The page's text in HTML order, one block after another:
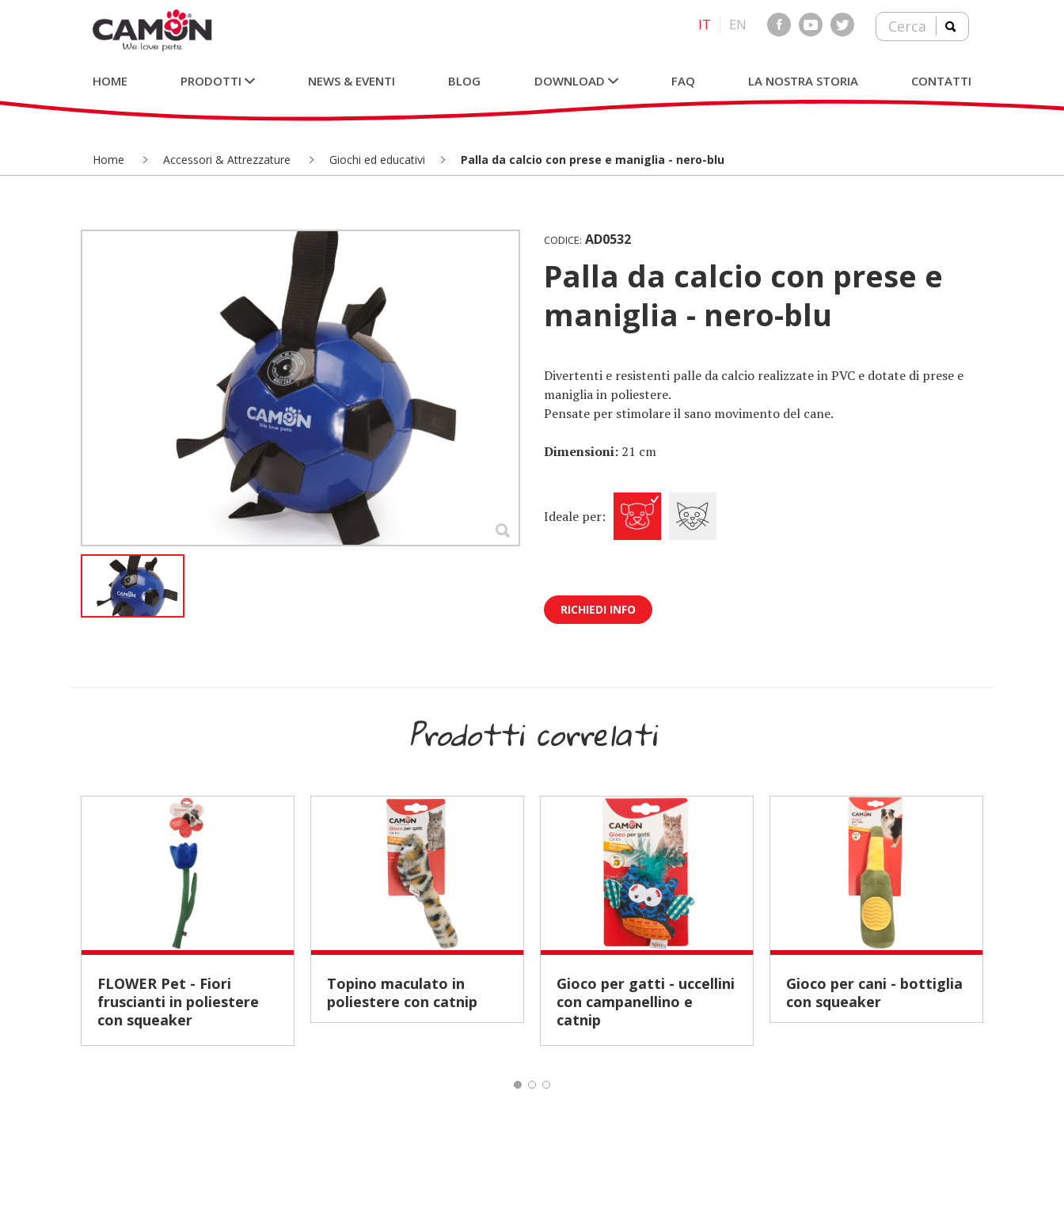
IT EN Cerca
HOME PRODOTTI NEWS & EVENTI BLOG DOWNLOAD FAQ LA NOSTRA STORIA CONTATTI
Home Accessori & Attrezzature Giochi ed educativi Palla da calcio con prese e maniglia - nero-blu
CODICE: AD0532
Palla da calcio con prese e
maniglia - nero-blu
Divertenti e resistenti palle da calcio realizzate in PVC e dotate di prese e
maniglia in poliestere.
Pensate per stimolare il sano movimento del cane.
Dimensioni: 21 cm
Ideale per:
RICHIEDI INFO
Prodotti correlati
FLOWER Pet - Fiori
fruscianti in poliestere
con squeaker
Topino maculato in
poliestere con catnip
Gioco per gatti - uccellini
con campanellino e
catnip
Gioco per cani - bottiglia
con squeaker